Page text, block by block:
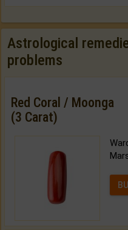
Astrological
problems
Red Coral / Moonga
(3 Carat)